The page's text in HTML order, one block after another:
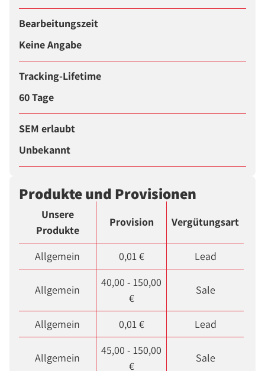
Bearbeitungszeit
Keine Angabe
Tracking-Lifetime
60 Tage
SEM erlaubt
Unbekannt
Produkte und Provisionen
Unsere
Produkte
Provision Vergütungsart
Allgemein 0,01 € Lead
Allgemein
40,00 - 150,00
€
Sale
Allgemein 0,01 € Lead
Allgemein
45,00 - 150,00
€
Sale